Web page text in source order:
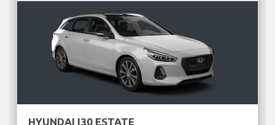
HYUNDAI I30 ESTATE